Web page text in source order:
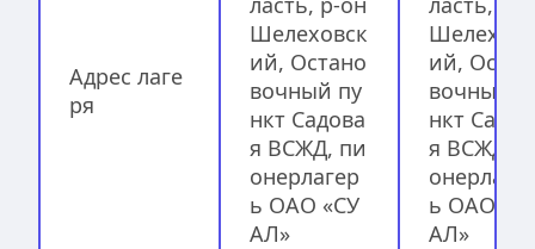
Адрес лаге
ря
Шелеховск
ий, Остано
вочный пу
нкт Садова
я ВСЖД, пи
онерлагер
ь ОАО «СУ
АЛ»
ий,
вочный
нкт
я ВСЖД,
ь ОАО
АЛ»